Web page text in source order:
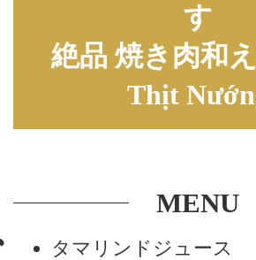
す
絶品 焼き肉和
Thịt
MENU
タマリンドジュース